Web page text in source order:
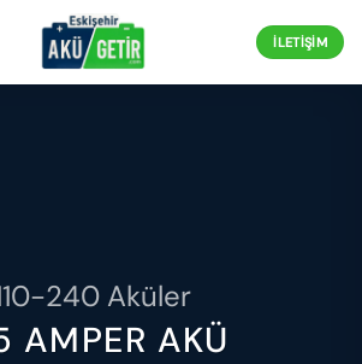
İLETIŞIM
240 Aküler
AMPER AKÜ